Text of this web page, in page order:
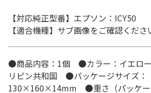
【対応純正型番】エプソン：ICY50
【適合機種】サブ画像をご確認くださ
●商品内容：1個 ●カラー：イエロ
リピン共和国 ●パッケージサイズ：
130×160×14mm ●重さ（パッケー